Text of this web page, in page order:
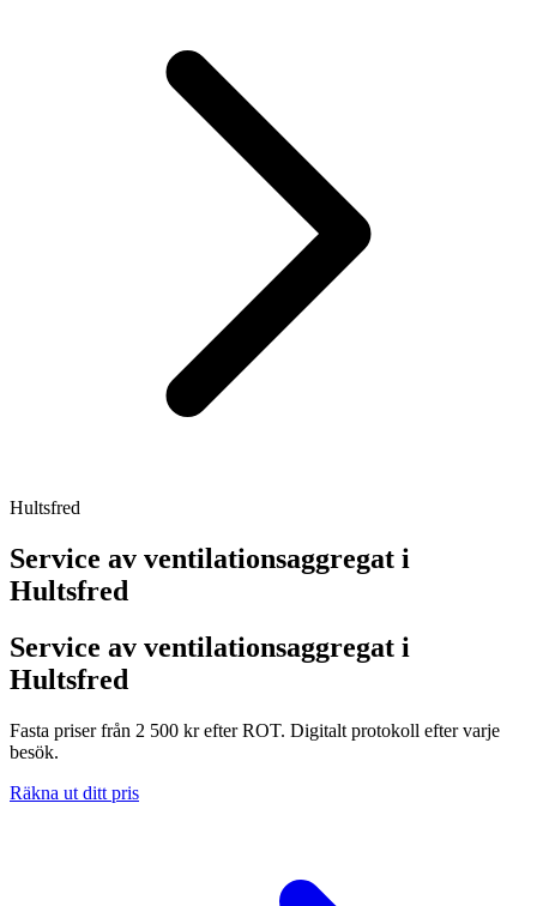
Hultsfred
Service av ventilationsaggregat i
Hultsfred
Service av ventilationsaggregat i
Hultsfred
Fasta priser från 2 500 kr efter ROT. Digitalt protokoll efter varje
besök.
Räkna ut ditt pris